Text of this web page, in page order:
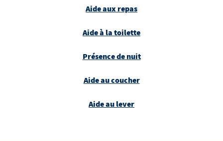
Aide aux repas
Aide à la toilette
Présence de nuit
Aide au coucher
Aide au lever